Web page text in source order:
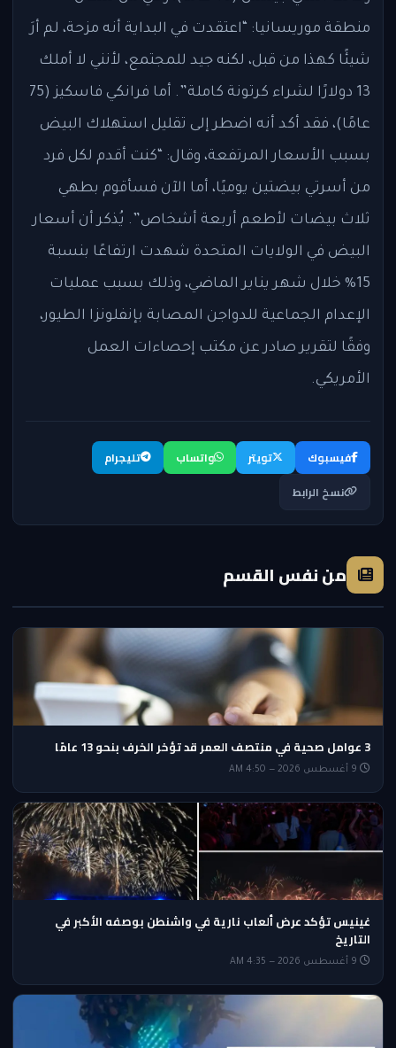
منطقة موريسانيا: “اعتقدت في البداية أنه مزحة، لم أرَ
شيئًا كهذا من قبل، لكنه جيد للمجتمع، لأنني لا أملك
13 دولارًا لشراء كرتونة كاملة”. أما فرانكي فاسكيز (75
عامًا)، فقد أكد أنه اضطر إلى تقليل استهلاك البيض
بسبب الأسعار المرتفعة، وقال: “كنت أقدم لكل فرد
من أسرتي بيضتين يوميًا، أما الآن فسأقوم بطهي
ثلاث بيضات لأطعم أربعة أشخاص”. يُذكر أن أسعار
البيض في الولايات المتحدة شهدت ارتفاعًا بنسبة
15% خلال شهر يناير الماضي، وذلك بسبب عمليات
الإعدام الجماعية للدواجن المصابة بإنفلونزا الطيور،
وفقًا لتقرير صادر عن مكتب إحصاءات العمل
الأمريكي.
فيسبوك تويتر واتساب
تليجرام
نسخ الرابط
من نفس القسم
3 عوامل صحية في منتصف العمر قد تؤخر الخرف بنحو 13 عامًا
غينيس تؤكد عرض ألعاب نارية في واشنطن بوصفه الأكبر في
التاريخ